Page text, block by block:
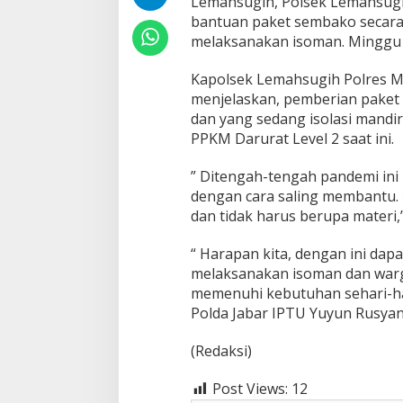
P
a
k
S
e
m
b
o
K
e
a
d
a
W
a
g
a
s
bantuan paket sembako
melaksanakan isoman.
Kapolsek Lemahsugih Polres
menjelaskan, pemberian
dan yang sedang isolasi
PPKM Darurat Level 2 saat ini.
” Ditengah-tengah pandemi
dengan cara saling
dan tidak harus berupa
“ Harapan kita, dengan ini
melaksanakan isoman dan
memenuhi kebutuhan sehari-
Polda Jabar IPTU Yuyun
(Redaksi)
Post Views: 12